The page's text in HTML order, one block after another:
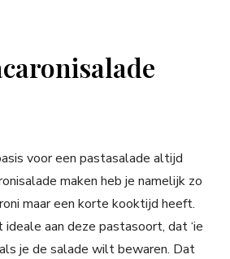
voor een pastasalade altijd
maken heb je namelijk zo
maar een korte kooktijd heeft.
ideale aan deze pastasoort, dat ‘ie
je de salade wilt bewaren. Dat